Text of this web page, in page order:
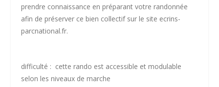
prendre connaissance en préparant votre randonnée
afin de préserver ce bien collectif sur le site ecrins-
parcnational.fr.
difficulté : cette rando est accessible et modulable
selon les niveaux de marche